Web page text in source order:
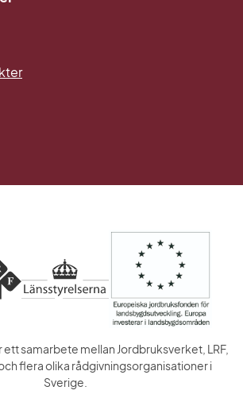
till annan webbplats.
samarbete mellan Jordbruksverket, LRF,
flera olika rådgivningsorganisationer i
Sverige.